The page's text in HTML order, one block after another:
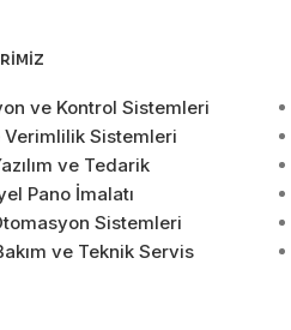
ve Kontrol Sistemleri
Verimlilik Sistemleri
ve Tedarik
Pano İmalatı
Sistemleri
ve Teknik Servis